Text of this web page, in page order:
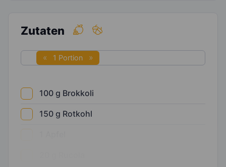
Zutaten
1 Portion
100 g Brokkoli
150 g Rotkohl